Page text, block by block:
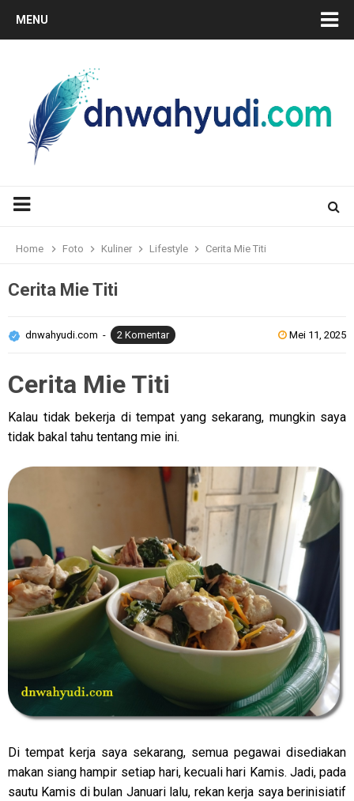
MENU
Home Foto Kuliner Lifestyle Cerita Mie Titi
Cerita Mie Titi
dnwahyudi.com Mei 11, 2025
2 Komentar
Cerita Mie Titi
Kalau tidak bekerja di tempat yang sekarang, mungkin saya
tidak bakal tahu tentang mie ini.
Di tempat kerja saya sekarang, semua pegawai disediakan
makan siang hampir setiap hari, kecuali hari Kamis. Jadi, pada
sautu Kamis di bulan Januari lalu, rekan kerja saya berinisiatif